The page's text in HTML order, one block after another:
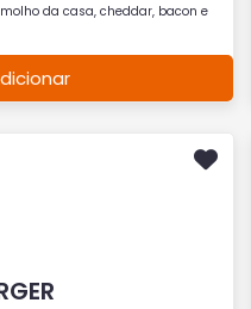
da casa, cheddar, bacon e